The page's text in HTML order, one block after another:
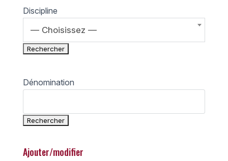
Discipline
— Choisissez —
Dénomination
Ajouter/modifier